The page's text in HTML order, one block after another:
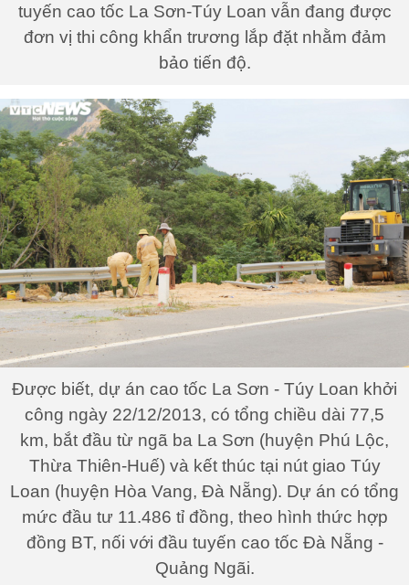
tuyến cao tốc La Sơn-Túy Loan vẫn đang được
đơn vị thi công khẩn trương lắp đặt nhằm đảm
bảo tiến độ.
Được biết, dự án cao tốc La Sơn - Túy Loan khởi
công ngày 22/12/2013, có tổng chiều dài 77,5
km, bắt đầu từ ngã ba La Sơn (huyện Phú Lộc,
Thừa Thiên-Huế) và kết thúc tại nút giao Túy
Loan (huyện Hòa Vang, Đà Nẵng). Dự án có tổng
mức đầu tư 11.486 tỉ đồng, theo hình thức hợp
đồng BT, nối với đầu tuyến cao tốc Đà Nẵng -
Quảng Ngãi.